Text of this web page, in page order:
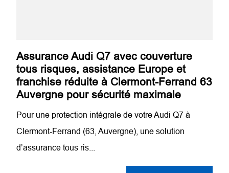
Assurance Audi Q7 avec couverture
tous risques, assistance Europe et
franchise réduite à Clermont-Ferrand 63
Auvergne pour sécurité maximale
Pour une protection intégrale de votre Audi Q7 à
Clermont-Ferrand (63, Auvergne), une solution
d’assurance tous ris...